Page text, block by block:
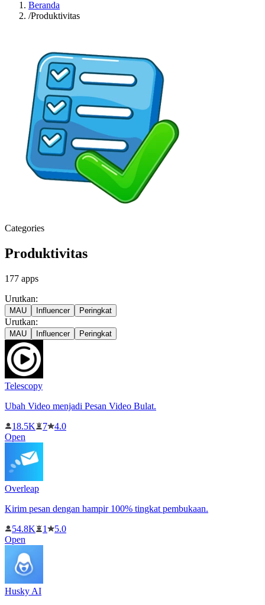
Beranda
/Produktivitas
Categories
Produktivitas
177 apps
Urutkan:
MAU Influencer Peringkat
Urutkan:
MAU Influencer Peringkat
Telescopy
Ubah Video menjadi Pesan Video Bulat.
18.5K
7
4.0
Open
Overleap
Kirim pesan dengan hampir 100% tingkat pembukaan.
54.8K
1
5.0
Open
Husky AI